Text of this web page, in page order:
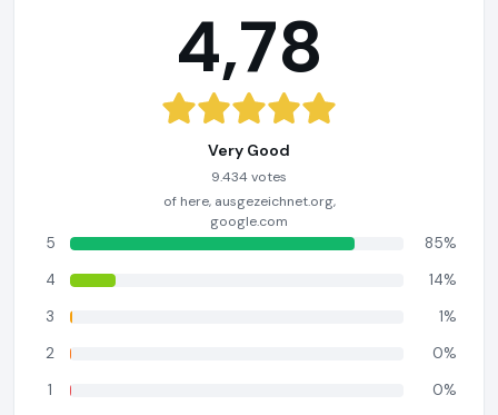
4,78
Very Good
9.434 votes
of here, ausgezeichnet.org,
google.com
5
85%
4
14%
3
1%
2
0%
1
0%